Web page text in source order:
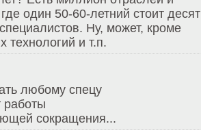
один 50-60-летний стоит
Ну, может, кроме
технологий и т.п.
любому спецу
работы
сокращения...